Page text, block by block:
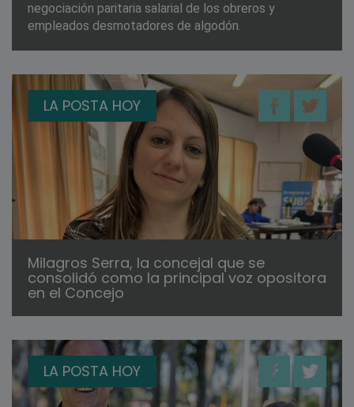
negociación paritaria salarial de los obreros y
empleados desmotadores de algodón.
LA POSTA HOY
Milagros Serra, la concejal que se
consolidó como la principal voz opositora
en el Concejo
LA POSTA HOY